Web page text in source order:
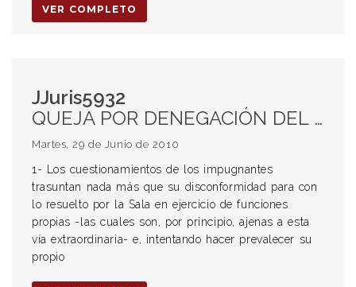
VER COMPLETO
JJuris5932
QUEJA POR DENEGACIÓN DEL RECURSO DE INCONSTITUCIONALIDAD. Inadmisibilidad. Insuficiencia del Agravio. QUIEBRA A PEDIDO DEL DEUDOR. HONORARIOS. Abogado del fallido.
Martes, 29 de Junio de 2010
1- Los cuestionamientos de los impugnantes
trasuntan nada más que su disconformidad para con
lo resuelto por la Sala en ejercicio de funciones
propias -las cuales son, por principio, ajenas a esta
vía extraordinaria- e, intentando hacer prevalecer su
propio